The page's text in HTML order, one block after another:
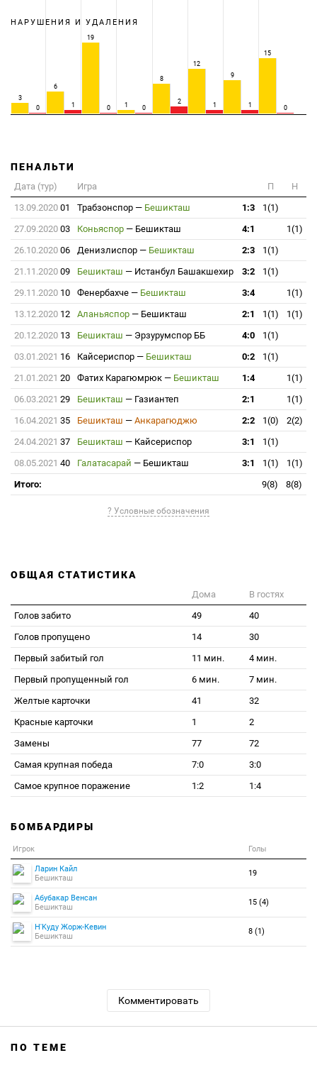
НАРУШЕНИЯ И УДАЛЕНИЯ
3
0
6
1
19
0 1 0
8
2
12
1
9
1
15
0
ПЕНАЛЬТИ
Дата (тур) Игра П
Н
13.09.2020 01 Трабзонспор — Бешикташ 1:3
1(1)
27.09.2020 03 Коньяспор — Бешикташ 4:1
1(1)
26.10.2020 06 Денизлиспор — Бешикташ 2:3
1(1)
21.11.2020 09 Бешикташ — Истанбул Башакшехир 3:2
1(1)
29.11.2020 10 Фенербахче — Бешикташ 3:4
1(1)
13.12.2020 12 Аланьяспор — Бешикташ 2:1 1(1)
1(1)
20.12.2020 13 Бешикташ — Эрзурумспор ББ 4:0
1(1)
03.01.2021 16 Кайсериспор — Бешикташ 0:2
1(1)
21.01.2021 20 Фатих Карагюмрюк — Бешикташ 1:4
1(1)
06.03.2021 29 Бешикташ — Газиантеп 2:1
1(1)
16.04.2021 35 Бешикташ — Анкарагюджю 2:2 1(0)
2(2)
24.04.2021 37 Бешикташ — Кайсериспор 3:1
1(1)
08.05.2021 40 Галатасарай — Бешикташ 3:1 1(1)
1(1)
Итого:
9(8) 8(8)
? Условные обозначения
ОБЩАЯ СТАТИСТИКА
Дома
В гостях
Голов забито
49
40
Голов пропущено
14
30
Первый забитый гол
11 мин.
4 мин.
Первый пропущенный гол
6 мин.
7 мин.
Желтые карточки
41
32
Красные карточки
1
2
Замены
77
72
Самая крупная победа
7:0
3:0
Самое крупное поражение
1:2 1:4
БОМБАРДИРЫ
Игрок Голы
Ларин Кайл
Бешикташ
19
Абубакар Венсан
Бешикташ
15 (4)
Н'Kуду Жорж-Кевин
Бешикташ
8 (1)
Комментировать
ПО ТЕМЕ